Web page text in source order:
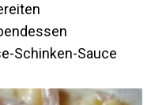
Schinken-Sauce